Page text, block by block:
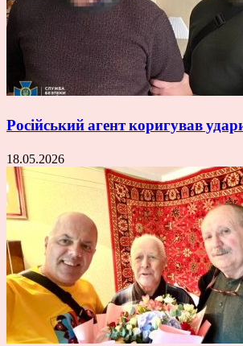
Російський агент коригував
18.05.2026